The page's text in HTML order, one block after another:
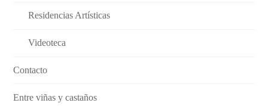
Residencias Artísticas
Videoteca
Contacto
Entre viñas y castaños